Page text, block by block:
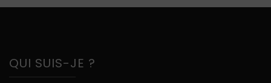
QUI SUIS-JE ?